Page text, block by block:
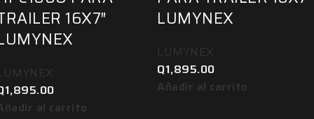
16X7″
1,895.00
al carrito
LUMYNEX
LUMYNEX
Q1,895.00
Añadir al carrito